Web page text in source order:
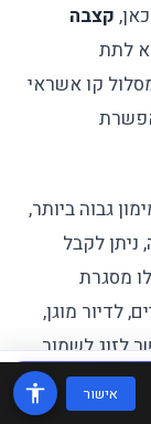
קצבה
לתת
קו אשראי
גבוה ביותר,
לקבל
לו מסגרת
לדיור מוגן,
לזוג לשמור
שלב, ולא להגיע ל-80 עם נכס שרוב ערכו
טלפון
אישור